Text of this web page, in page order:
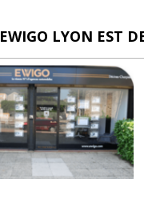
EWIGO LYON EST